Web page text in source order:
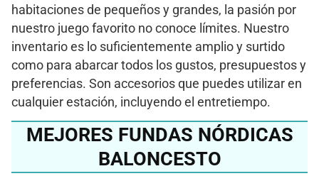
habitaciones de pequeños y grandes, la pasión por
nuestro juego favorito no conoce límites. Nuestro
inventario es lo suficientemente amplio y surtido
como para abarcar todos los gustos, presupuestos y
preferencias. Son accesorios que puedes utilizar en
cualquier estación, incluyendo el entretiempo.
MEJORES FUNDAS NÓRDICAS
BALONCESTO